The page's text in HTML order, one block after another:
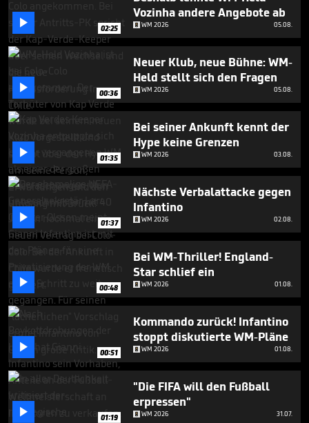
minute,
seconds
 02:25
Vozinha andere Angebote ab
WM 2026 05.08.
 00:36
Neuer Klub, neue Bühne: WM-
Held stellt sich den Fragen
WM 2026 05.08.
 01:35
Bei seiner Ankunft kennt der
Hype keine Grenzen
WM 2026 03.08.
 01:37
Nächste Verbalattacke gegen
Infantino
WM 2026 02.08.
 00:48
Bei WM-Thriller! England-
Star schlief ein
WM 2026 01.08.
 00:51
Kommando zurück! Infantino
stoppt diskutierte WM-Pläne
WM 2026 01.08.
 01:19
"Die FIFA will den Fußball
erpressen"
WM 2026 31.07.